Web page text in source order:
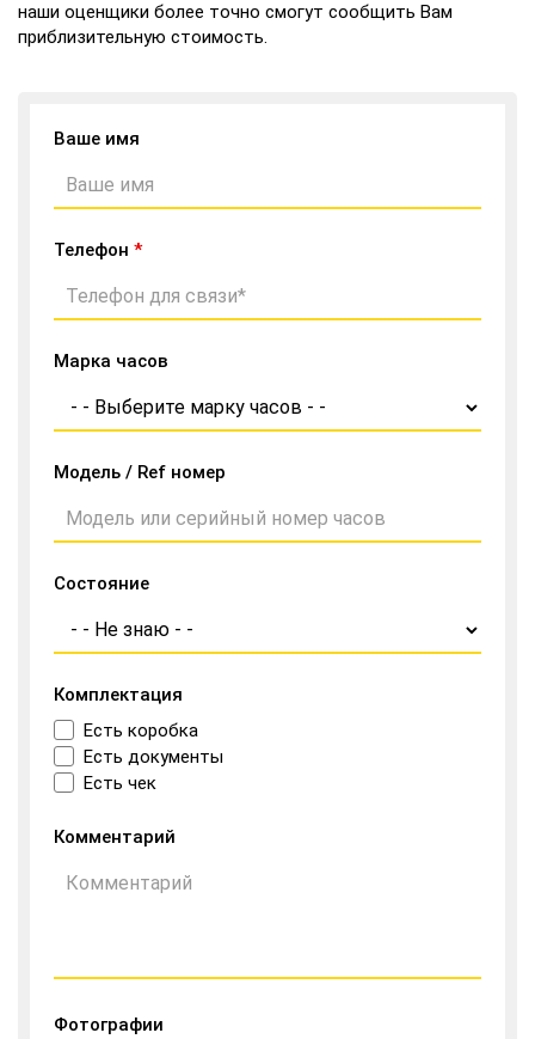
наши оценщики более точно смогут сообщить Вам
приблизительную стоимость.
Ваше имя
Телефон *
Марка часов
Модель / Ref номер
Состояние
Комплектация
Есть коробка
Есть документы
Есть чек
Комментарий
Фотографии